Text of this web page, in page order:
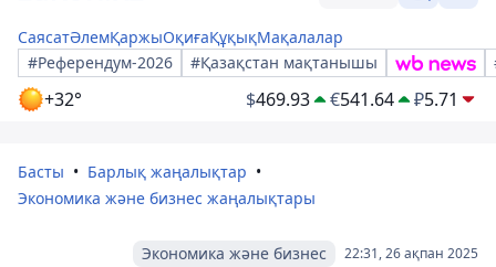
СаясатӘлемҚаржыОқиғаҚұқықМақалалар
#Референдум-2026
#Қазақстан мақтанышы
+32° $469.93 €541.64 ₽5.71
Басты
Барлық жаңалықтар
Экономика және бизнес жаңалықтары
22:31, 26 ақпан 2025
Экономика және бизнес